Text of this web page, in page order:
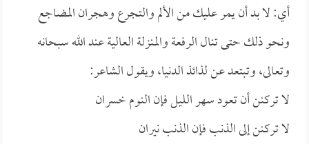
أي: لا بد أن يمر عليك من الألم والتجرع وهجران المضاجع
ونحو ذلك حتى تنال الرفعة والمنزلة العالية عند الله سبحانه
وتعالى، وتبتعد عن لذائذ الدنيا، ويقول الشاعر:
لا تركنن أن تعود سهر الليل فإن النوم خسران
لا تركنن إلى الذنب فإن الذنب نيران